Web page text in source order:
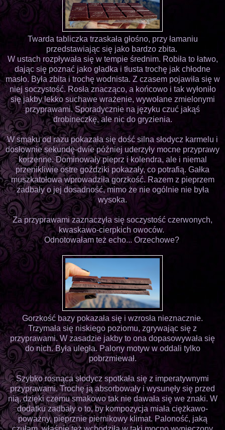
Twarda tabliczka trzaskała głośno, przy łamaniu
przedstawiając się jako bardzo zbita.
W ustach rozpływała się w tempie średnim. Robiła to łatwo,
dając się poznać jako gładka i tłusta trochę jak chłodne
masło. Była zbita i trochę wodnista. Z czasem pojawiła się w
niej soczystość. Rosła znacząco, a końcowo i tak wyłoniło
się jakby lekko suchawe wrażenie, wywołane zmielonymi
przyprawami. Sporadycznie na języku czuć jakąś
drobineczkę, ale nic do gryzienia.
W smaku od razu pokazała się dość silna słodycz karmelu i
dosłownie sekundę-dwie później uderzyły mocne przyprawy
korzenne. Dominowały pieprz i kolendra, ale i niemal
przenikliwie ostre goździki pokazały, co potrafią. Gałka
muszkatołowa wprowadziła gorzkość. Razem z pieprzem
zadbały o jej dosadność, mimo że nie ogólnie nie była
wysoka.
Za przyprawami zaznaczyła się soczystość czerwonych,
kwaskawo-cierpkich owoców.
Odnotowałam też echo... Orzechowe?
Gorzkość bazy pokazała się i wzrosła nieznacznie.
Trzymała się niskiego poziomu, zgrywając się z
przyprawami. W zasadzie jakby to ona dopasowywała się
do nich. Była uległa. Palony motyw w oddali tylko
pobrzmiewał.
Szybko rosnąca słodycz spotkała się z imperatywnymi
przyprawami. Trochę ją absorbowały i wysunęły się przed
nią, dzięki czemu smakowo tak nie dawała się we znaki. W
dodatku zadbały o to, by kompozycja miała ciężkawo-
poważny, pieprznie piernikowy klimat. Paloność, jaką